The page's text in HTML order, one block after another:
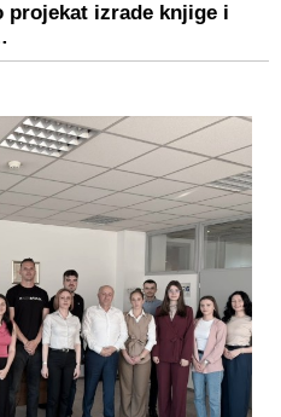
projekat izrade knjige i